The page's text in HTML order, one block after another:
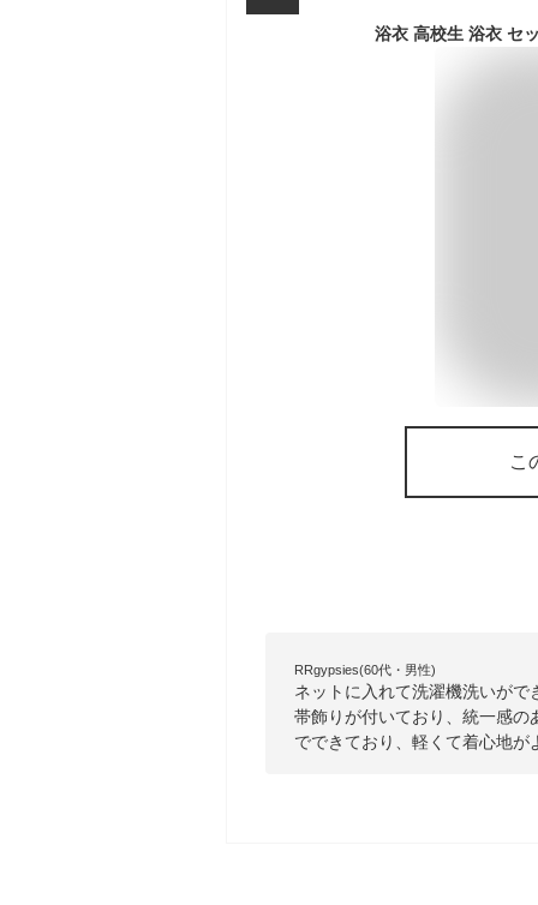
こ
RRgypsies(60代・男性)
ネットに入れて洗濯機洗いが
帯飾りが付いており、統一感
でできており、軽くて着心地が